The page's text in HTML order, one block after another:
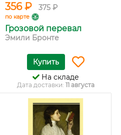
356 ₽ 375 ₽
по карте
Грозовой перевал
Эмили Бронте
Купить
На складе
Дата доставки: 11 августа